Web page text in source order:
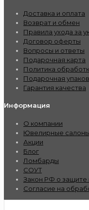
Доставка и оплата
Возврат и обмен
Правила ухода за
Договор оферты
Вопросы и ответы
Подарочная карта
Политика
Подарочная
Гарантия качества
Информация
О компании
Ювелирные салоны
Акции
Блог
Ломбарды
СОУТ
Закон РФ о защите
Согласие на